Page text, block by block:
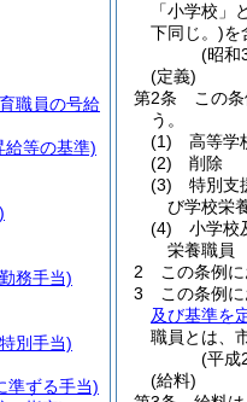
「小学校」
下同じ。)を
(昭和
(定義)
第2条
この
う。
(1)
高等学
(2)
削除
(3)
特別支
び学校栄
(4)
小学校
栄養職員
2
この条例
3
この条例
及び基準を
職員とは、
(平成
(給料)
職員の号給
給等の基準)
務手当)
別手当)
準ずる手当)